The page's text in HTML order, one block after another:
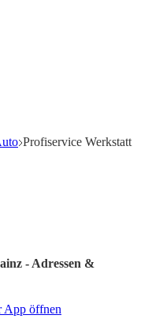
Profiservice Werkstatt
- Adressen &
App öffnen